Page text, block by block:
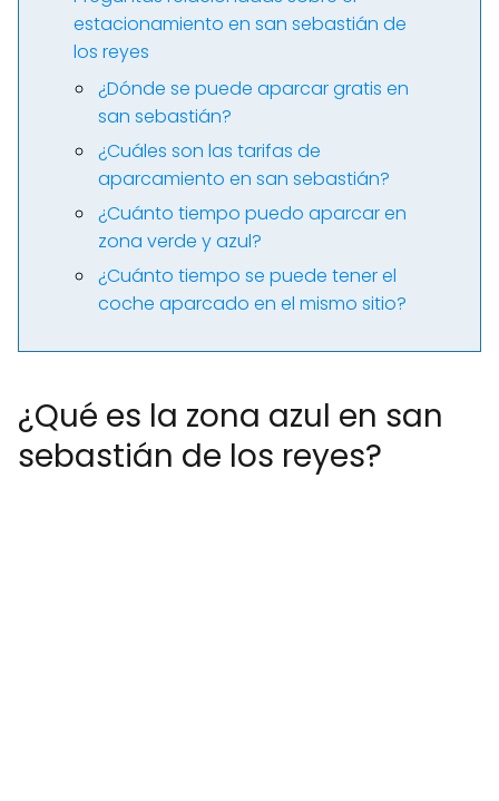
estacionamiento en san sebastián de
los reyes
¿Dónde se puede aparcar gratis en
san sebastián?
¿Cuáles son las tarifas de
aparcamiento en san sebastián?
¿Cuánto tiempo puedo aparcar en
zona verde y azul?
¿Cuánto tiempo se puede tener el
coche aparcado en el mismo sitio?
¿Qué es la zona azul en san
sebastián de los reyes?